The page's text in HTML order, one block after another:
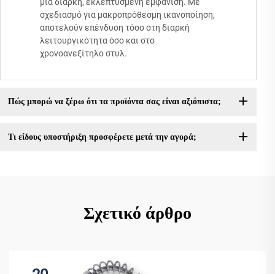
σχεδιασμό για μακροπρόθεσμη ικανοποίηση,
αποτελούν επένδυση τόσο στη διαρκή
λειτουργικότητα όσο και στο
χρονοανεξίτηλο στυλ.
Πώς μπορώ να ξέρω ότι τα προϊόντα σας είναι αξιόπιστα;
Τι είδους υποστήριξη προσφέρετε μετά την αγορά;
Σχετικό άρθρο